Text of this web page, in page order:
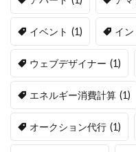
イベント (1) イン
ウェブデザイナー (1)
エネルギー消費計算 (1)
オークション代行 (1)